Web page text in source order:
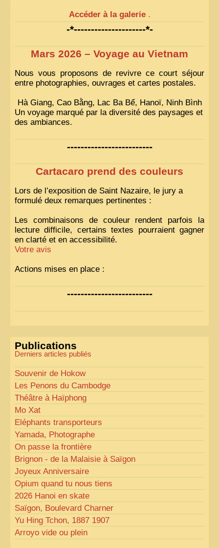
Accéder à la galerie .
-*---------------------*-
Mars 2026 – Voyage au Vietnam
Nous vous proposons de revivre ce court séjour
entre photographies, ouvrages et cartes postales.
Hà Giang, Cao Bằng, Lac Ba Bể, Hanoï, Ninh Bình
Un voyage marqué par la diversité des paysages et
des ambiances.
-------------------------
Cartacaro prend des couleurs
Lors de l’exposition de Saint Nazaire, le jury a
formulé deux remarques pertinentes :
Les combinaisons de couleur rendent parfois la
lecture difficile, certains textes pourraient gagner
en clarté et en accessibilité.
Votre avis
Actions mises en place :
Nous avons déjà ajusté les couleurs pour améliorer
la lisibilité. Votre avis nous intéresse !
« Comme tout bon collectionneur le sait, la
perfection est un idéal… mais nous y travaillons
-------------------------
Publications
Derniers articles publiés
Souvenir de Hokow
Les Penons du Cambodge
Théâtre à Haïphong
Mo Xat
Eléphants transporteurs
Yamada, Photographe
On passe la frontière
Brignon - de la Malaisie à Saïgon
Joyeux Anniversaire
Opium quand tu nous tiens
2026 Hanoi en skate
Saïgon, Boulevard Charner
Yu Hing Tchon, 1887 1907
Arroyo vide ou plein